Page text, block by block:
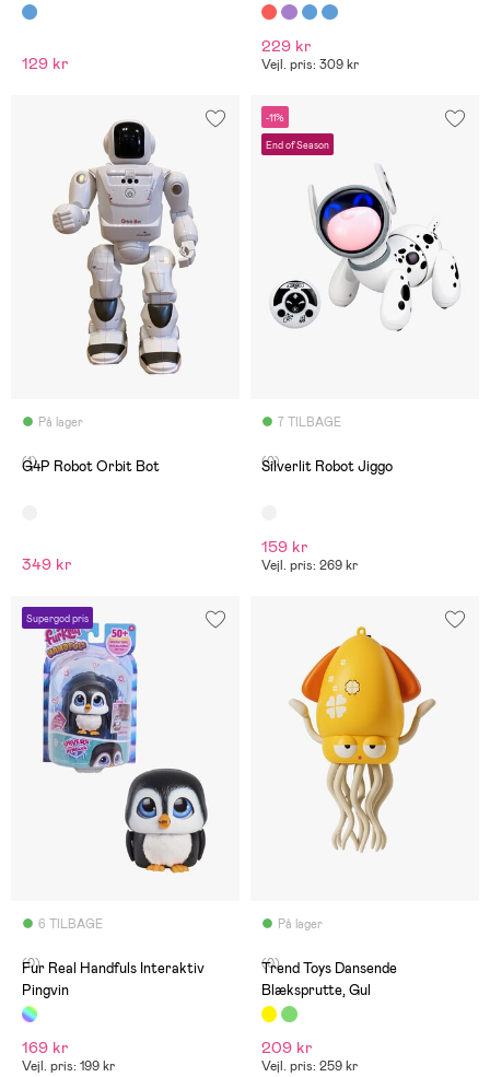
129 kr
229 kr
Vejl. pris: 309 kr
På lager
(1)
G4P Robot Orbit Bot
349 kr
-11%
End of Season
7 TILBAGE
(0)
Silverlit Robot Jiggo
159 kr
Vejl. pris: 269 kr
Supergod pris
6 TILBAGE
(0)
Fur Real Handfuls Interaktiv
Pingvin
169 kr
Vejl. pris: 199 kr
På lager
(0)
Trend Toys Dansende
Blæksprutte, Gul
209 kr
Vejl. pris: 259 kr